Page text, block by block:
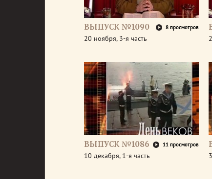
ВЫПУСК №1090 8 просмотров
20 ноября, 3-я часть
ВЫПУСК №1086 11 просмотров
10 декабря, 1-я часть